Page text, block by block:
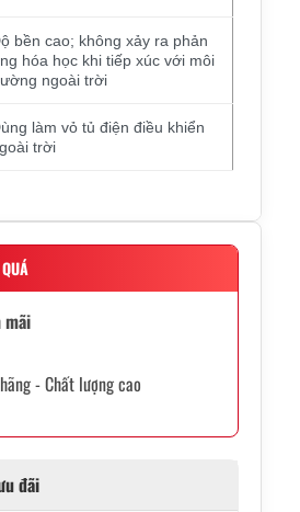
bền cao; không xảy ra phản
hóa học khi tiếp xúc với môi
ngoài trời
làm vỏ tủ điện điều khiển
trời
mãi
- Chất lượng cao
đãi